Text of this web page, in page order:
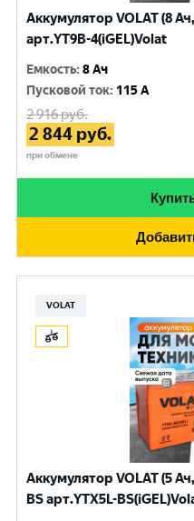
Аккумулятор VOLAT (8
арт.YT9B-4(iGEL)Volat
Емкость:8 Ач
Пусковой ток: 115 A
2 916руб.
2 844 руб.
при обмене
VOLAT
Аккумулятор VOLAT (5
BS арт.YTX5L-